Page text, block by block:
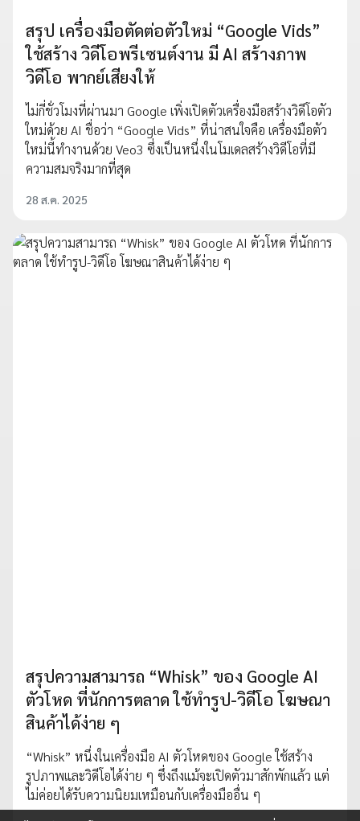
สรุป เครื่องมือตัดต่อตัวใหม่ “Google Vids”
ใช้สร้าง วิดีโอพรีเซนต์งาน มี AI สร้างภาพ
วิดีโอ พากย์เสียงให้
ไม่กี่ชั่วโมงที่ผ่านมา Google เพิ่งเปิดตัวเครื่องมือสร้างวิดีโอตัว
ใหม่ด้วย AI ชื่อว่า “Google Vids” ที่น่าสนใจคือ เครื่องมือตัว
ใหม่นี้ทำงานด้วย Veo3 ซึ่งเป็นหนึ่งในโมเดลสร้างวิดีโอที่มี
ความสมจริงมากที่สุด
28 ส.ค. 2025
สรุปความสามารถ “Whisk” ของ Google AI
ตัวโหด ที่นักการตลาด ใช้ทำรูป-วิดีโอ โฆษณา
สินค้าได้ง่าย ๆ
“Whisk” หนึ่งในเครื่องมือ AI ตัวโหดของ Google ใช้สร้าง
รูปภาพและวิดีโอได้ง่าย ๆ ซึ่งถึงแม้จะเปิดตัวมาสักพักแล้ว แต่
ไม่ค่อยได้รับความนิยมเหมือนกับเครื่องมืออื่น ๆ